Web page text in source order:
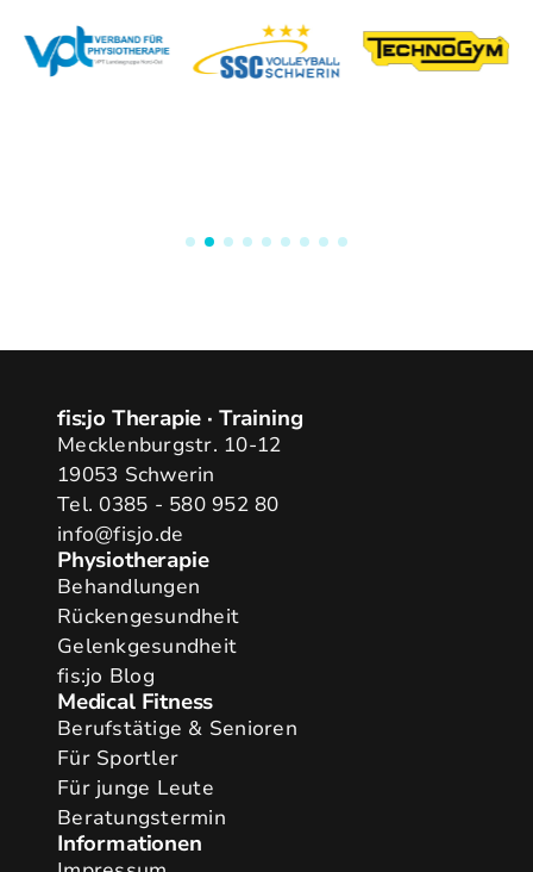
Mecklenburgstr. 10-12
19053 Schwerin
Tel. 0385 - 580 952 80
info@fisjo.de
Physiotherapie
Behandlungen
Rückengesundheit
Gelenkgesundheit
fis:jo Blog
Medical Fitness
Berufstätige & Senioren
Für Sportler
Für junge Leute
Beratungstermin
Informationen
Impressum